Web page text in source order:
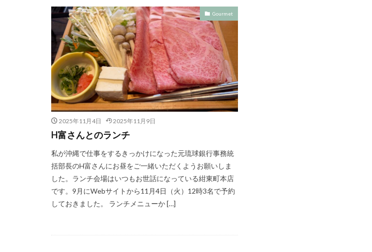
Gourmet
2025年11月4日 2025年11月9日
H富さんとのランチ
私が沖縄で仕事をするきっかけになった元琉球銀行事務統
括部長のH富さんにお昼をご一緒いただくようお願いしま
した。ランチ会場はいつもお世話になっている紺東町本店
です。9月にWebサイトから11月4日（火）12時3名で予約
しておきました。 ランチメニューか […]